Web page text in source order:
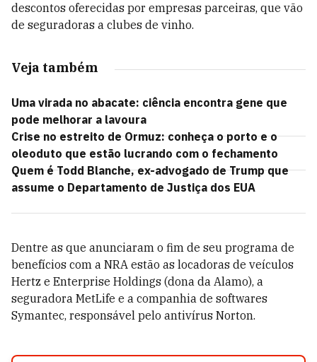
descontos oferecidas por empresas parceiras, que vão
de seguradoras a clubes de vinho.
Veja também
Uma virada no abacate: ciência encontra gene que
pode melhorar a lavoura
Crise no estreito de Ormuz: conheça o porto e o
oleoduto que estão lucrando com o fechamento
Quem é Todd Blanche, ex-advogado de Trump que
assume o Departamento de Justiça dos EUA
Dentre as que anunciaram o fim de seu programa de
benefícios com a NRA estão as locadoras de veículos
Hertz e Enterprise Holdings (dona da Alamo), a
seguradora MetLife e a companhia de softwares
Symantec, responsável pelo antivírus Norton.